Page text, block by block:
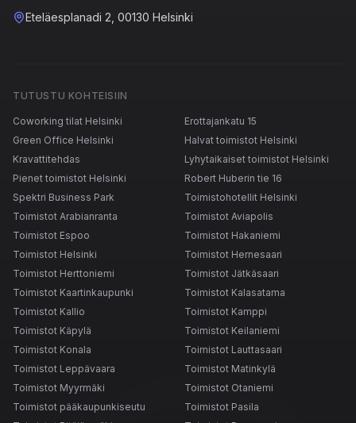
Eteläesplanadi 2, 00130 Helsinki
TUTUSTU KOHTEISIIN
Coworking tilat Helsinki
Erottajankatu 15
Green Office Helsinki
Halvat toimistot Helsinki
Kravattitehdas
Lyhytaikaiset toimistot Helsinki
Pienet toimistot Helsinki
Robert Huberin tie 16
Spektri Business Park
Toimistohotellit Helsinki
Toimistot Arabianranta
Toimistot Aviapolis
Toimistot Espoo
Toimistot Hakaniemi
Toimistot Helsinki
Toimistot Hernesaari
Toimistot Herttoniemi
Toimistot Jätkäsaari
Toimistot Kaartinkaupunki
Toimistot Kalasatama
Toimistot Kallio
Toimistot Kamppi
Toimistot Käpylä
Toimistot Keilaniemi
Toimistot Konala
Toimistot Lauttasaari
Toimistot Leppävaara
Toimistot Matinkylä
Toimistot Myyrmäki
Toimistot Otaniemi
Toimistot pääkaupunkiseutu
Toimistot Pasila